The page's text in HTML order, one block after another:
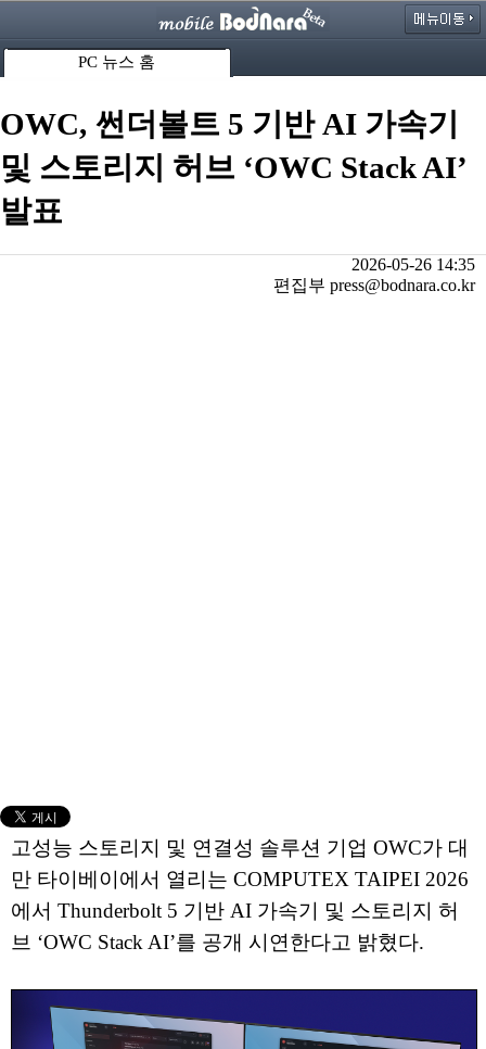
PC 뉴스 홈
OWC, 썬더볼트 5 기반 AI 가속기
및 스토리지 허브 ‘OWC Stack AI’
발표
2026-05-26 14:35
편집부 press@bodnara.co.kr
고성능 스토리지 및 연결성 솔루션 기업 OWC가 대
만 타이베이에서 열리는 COMPUTEX TAIPEI 2026
에서 Thunderbolt 5 기반 AI 가속기 및 스토리지 허
브 ‘OWC Stack AI’를 공개 시연한다고 밝혔다.